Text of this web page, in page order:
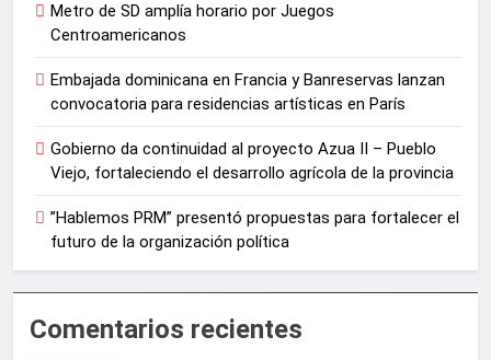
Metro de SD amplía horario por Juegos
Centroamericanos
Embajada dominicana en Francia y Banreservas lanzan
convocatoria para residencias artísticas en París
Gobierno da continuidad al proyecto Azua II – Pueblo
Viejo, fortaleciendo el desarrollo agrícola de la provincia
”Hablemos PRM” presentó propuestas para fortalecer el
futuro de la organización política
Comentarios recientes